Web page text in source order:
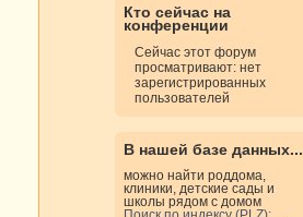
Кто сейчас на
конференции
Сейчас этот форум
просматривают: нет
зарегистрированных
пользователей
В нашей базе данных...
можно найти роддома,
клиники, детские сады и
школы рядом с домом